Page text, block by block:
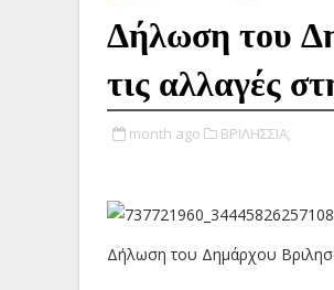
Δήλωση του
τις αλλαγές
month ago ΒΡΙΛΗΣΣΙΑ,
Δήλωση του Δημάρχου